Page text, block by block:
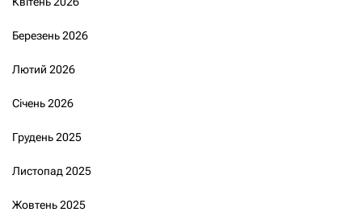
Березень 2026
Лютий 2026
Січень 2026
Грудень 2025
Листопад 2025
Жовтень 2025